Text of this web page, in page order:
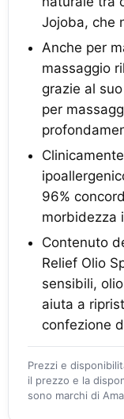
Jojoba, che
Anche per
massaggio
grazie al
per
96%
morbidezza
Contenuto
Relief Olio
sensibili,
aiuta a
confezione
Prezzi e
il prezzo e la
sono marchi di